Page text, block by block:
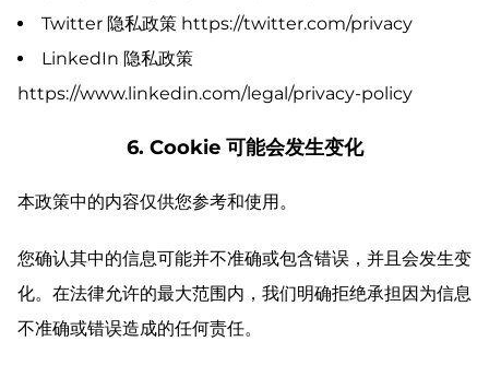
Twitter 隐私政策 https://twitter.com/privacy
LinkedIn 隐私政策
https://www.linkedin.com/legal/privacy-policy
6. Cookie 可能会发生变化
本政策中的内容仅供您参考和使用。
您确认其中的信息可能并不准确或包含错误，并且会发生变
化。在法律允许的最大范围内，我们明确拒绝承担因为信息
不准确或错误造成的任何责任。